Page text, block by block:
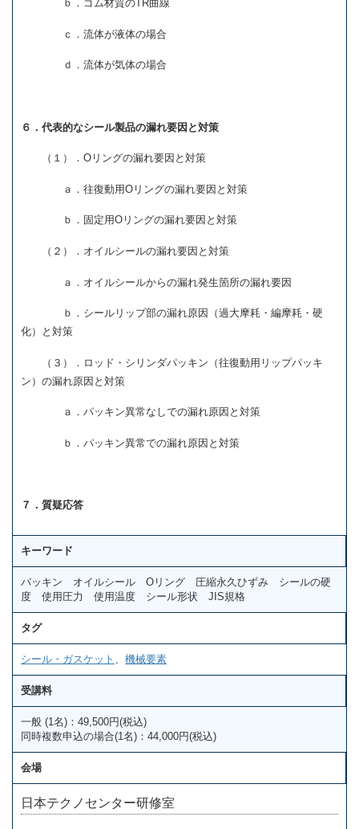
ｂ．ゴム材質のTR曲線
ｃ．流体が液体の場合
ｄ．流体が気体の場合
６．代表的なシール製品の漏れ要因と対策
（１）．Oリングの漏れ要因と対策
ａ．往復動用Oリングの漏れ要因と対策
ｂ．固定用Oリングの漏れ要因と対策
（２）．オイルシールの漏れ要因と対策
ａ．オイルシールからの漏れ発生箇所の漏れ要因
ｂ．シールリップ部の漏れ原因（過大摩耗・編摩耗・硬
化）と対策
（３）．ロッド・シリンダパッキン（往復動用リップパッキ
ン）の漏れ原因と対策
ａ．パッキン異常なしでの漏れ原因と対策
ｂ．パッキン異常での漏れ原因と対策
７．質疑応答
キーワード
パッキン オイルシール Oリング 圧縮永久ひずみ シールの硬
度 使用圧力 使用温度 シール形状 JIS規格
タグ
シール・ガスケット 機械要素
受講料
一般 (1名)：49,500円(税込)
同時複数申込の場合(1名)：44,000円(税込)
会場
日本テクノセンター研修室